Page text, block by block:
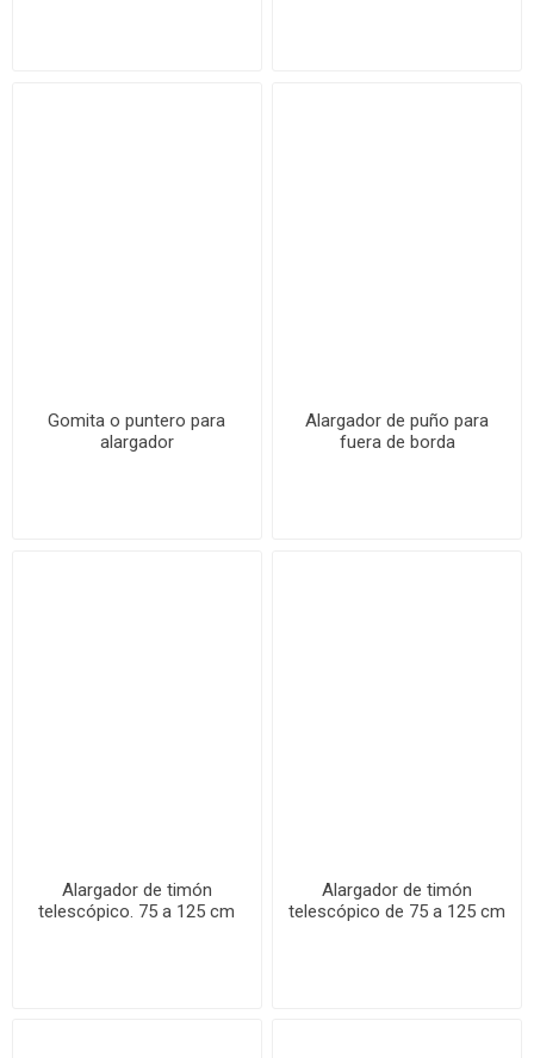
Gomita o puntero para
alargador
Alargador de puño para
fuera de borda
Alargador de timón
telescópico. 75 a 125 cm
Alargador de timón
telescópico de 75 a 125 cm